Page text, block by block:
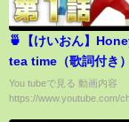
🍵【けいおん】
tea time（歌詞付き
You tubeで見る 動画内容
https://www.youtube.com/